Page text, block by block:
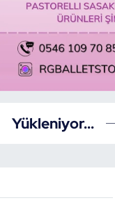
Yükleniyor...